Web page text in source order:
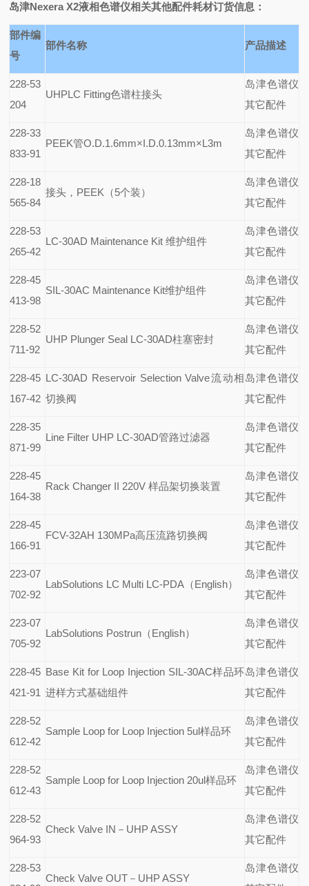
岛津Nexera X2液相色谱仪相关其他配件耗材订货信息：
部件编
号
部件名称 产品描述
228-53
204
UHPLC Fitting色谱柱接头
岛津色谱仪
其它配件
228-33
833-91
PEEK管O.D.1.6mm×I.D.0.13mm×L3m
岛津色谱仪
其它配件
228-18
565-84
接头，PEEK（5个装）
岛津色谱仪
其它配件
228-53
265-42
LC-30AD Maintenance Kit维护组件
岛津色谱仪
其它配件
228-45
413-98
SIL-30AC Maintenance Kit维护组件
岛津色谱仪
其它配件
228-52
711-92
UHP Plunger Seal LC-30AD柱塞密封
岛津色谱仪
其它配件
228-45
167-42
LC-30AD Reservoir Selection Valve流动相
切换阀
岛津色谱仪
其它配件
228-35
871-99
Line Filter UHP LC-30AD管路过滤器
岛津色谱仪
其它配件
228-45
164-38
Rack Changer II 220V样品架切换装置
岛津色谱仪
其它配件
228-45
166-91
FCV-32AH 130MPa高压流路切换阀
岛津色谱仪
其它配件
223-07
702-92
LabSolutions LC Multi LC-PDA （English）
岛津色谱仪
其它配件
223-07
705-92
LabSolutions Postrun （English）
岛津色谱仪
其它配件
228-45
421-91
Base Kit for Loop Injection SIL-30AC样品环
进样方式基础组件
岛津色谱仪
其它配件
228-52
612-42
Sample Loop for Loop Injection 5ul样品环
岛津色谱仪
其它配件
228-52
612-43
Sample Loop for Loop Injection 20ul样品环
岛津色谱仪
其它配件
228-52
964-93
Check Valve IN －UHP ASSY
岛津色谱仪
其它配件
228-53
Check Valve OUT －UHP ASSY
岛津色谱仪